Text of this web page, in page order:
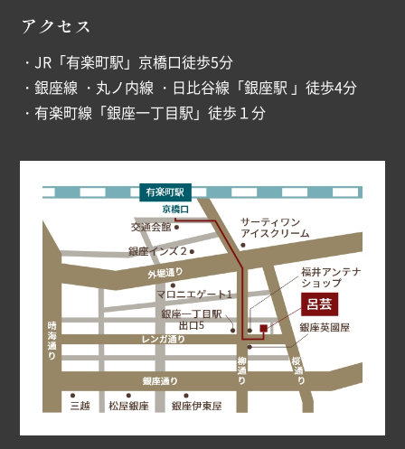
アクセス
・JR「有楽町駅」京橋口徒歩5分
・銀座線 ・丸ノ内線 ・日比谷線「銀座駅 」徒歩4分
・有楽町線「銀座一丁目駅」徒歩１分